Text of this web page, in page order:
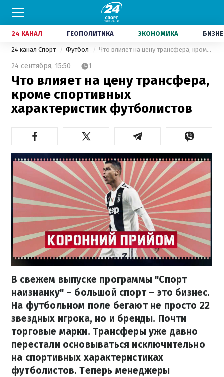
24 КАНАЛ ГЕОПОЛИТИКА ЭКОНОМИКА
24 канал Спорт Футбол Что влияет на цену трансфера, кроме спортивных характеристик футболистов
24 сентября, 15:50 1
Что влияет на цену трансфера,
кроме спортивных
характеристик футболистов
В свежем выпуске программы "Спорт
наизнанку" – большой спорт – это бизнес.
На футбольном поле бегают не просто 22
звездных игрока, но и бренды. Почти
торговые марки. Трансферы уже давно
перестали основываться исключительно
на спортивных характеристиках
футболистов. Теперь менеджеры